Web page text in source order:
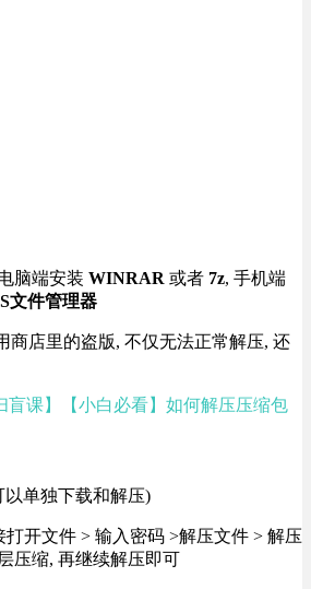
脑端安装 WINRAR 或者 7z, 手机端
文件管理器
商店里的盗版, 不仅无法正常解压, 还
盲课】【小白必看】如何解压压缩包
以单独下载和解压)
开文件 > 输入密码 >解压文件 > 解压
压缩, 再继续解压即可